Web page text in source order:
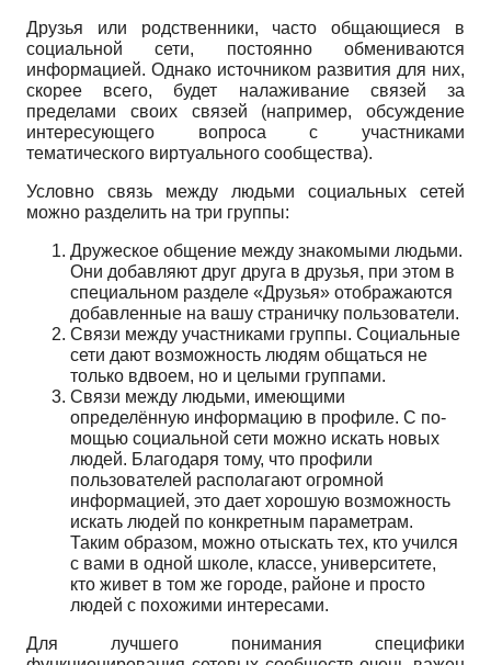
Друзья или родственники, часто общающиеся в
социальной сети, постоянно обме­ниваются
информацией. Однако источником развития для них,
скорее всего, будет на­лаживание связей за
пределами своих связей (например, обсуждение
интересующего во­проса с участниками
тематического виртуального сообщества).
Условно связь между людьми социальных сетей
можно разделить на три группы:
Дружеское общение между знакомыми людьми.
Они добавляют друг друга в дру­зья, при этом в
специальном разделе «Друзья» отображаются
добавленные на вашу страничку пользователи.
Связи между участниками группы. Социальные
сети дают возможность людям об­щаться не
только вдвоем, но и целыми группами.
Связи между людьми, имеющими
определённую информацию в профиле. С по­
мощью социальной сети можно искать новых
людей. Благодаря тому, что профили
пользователей располагают огромной
информацией, это дает хорошую возмож­ность
искать людей по конкретным параметрам.
Таким образом, можно отыскать тех, кто учился
с вами в одной школе, классе, университете,
кто живет в том же городе, районе и просто
людей с похожими интересами.
Для лучшего понимания специфики